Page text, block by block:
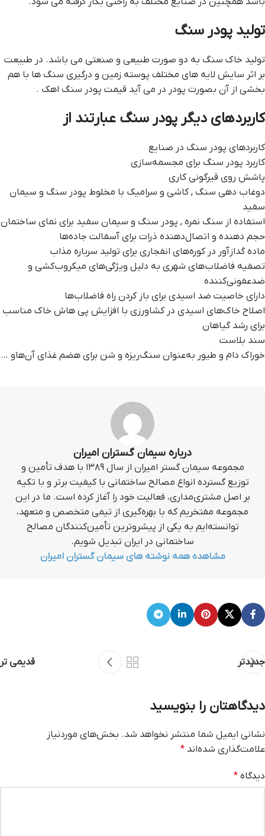
توليد پودر سنگ
توليد خاک سنگ به دو صورت طبيعي و صنعتي مي باشد. در طبيعت
بر اثر سايش لايه هاي مختلف پوسته زمين و درگيري سنگ ها با هم
بخشي از آن بصورت پودر در مي آيد قيمت پودر سنگ اهک .
کاربردهای دیگر پودر سنگ عبارتند از
کاربردهای پودر سنگ در صنایع
کاربرد پودر سنگ برای مجسمه‌سازی
پاشش روی قیرگونی کاری
دوغاب دهی سنگ , کاشی و سرامیک با مخلوط پودر سنگ و سیمان
سفید
استفاده از سنگ نمره , پودر سنگ و سیمان سفید برای نمای ساختمان
حجم دهنده و اتصال‌دهنده ذرات برای آسفالت جاده‌ها
ماده گدازآور در کوره‌های انفجاری برای تولید سرباره مذاب
تصفیه فاضلاب‌های شهری به دلیل ویژگی‌های میکروب‌کشی و
ضدعفونی‌کننده
دارای خاصیت ضد اسیدی برای باز کردن راه فاضلاب‌ها
اصلاح خاک‌های اسیدی در کشاورزی با افزایش پی هاش خاک مناسب
برای رشد گیاهان
سند بلاست
خوراک دام و طیور به‌عنوان سنگ‌ریزه و شن برای هضم غذای آن‌هاو …
درباره سیمان گستران امیران
مجموعه سیمان گستر امیران از سال ۱۳۸۹ با هدف تأمین و
توزیع گسترده انواع مصالح ساختمانی با کیفیت برتر و با تکیه
بر اصل مشتری‌مداری، فعالیت خود را آغاز کرده است. ما در این
مجموعه مفتخریم که با بهره‌گیری از تیمی متخصص و متعهد،
توانسته‌ایم به یکی از پیشروترین تأمین‌کنندگان مصالح
ساختمانی در ایران تبدیل شویم.
مشاهده همه نوشته های سیمان گستران امیران
جدیدتر قدیمی تر
دیدگاهتان را بنویسید
نشانی ایمیل شما منتشر نخواهد شد. بخش‌های موردنیاز
علامت‌گذاری شده‌اند *
دیدگاه *